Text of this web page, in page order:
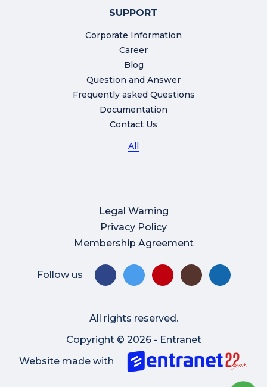
SUPPORT
Corporate Information
Career
Blog
Question and Answer
Frequently asked Questions
Documentation
Contact Us
All
Legal Warning
Privacy Policy
Membership Agreement
Follow us
All rights reserved.
Copyright © 2026 - Entranet
Website made with